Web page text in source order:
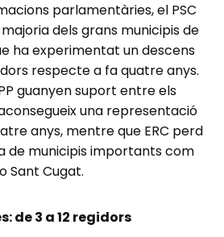
parlamentàries, el PSC
dels grans municipis de
ha experimentat un descens
respecte a fa quatre anys.
guanyen suport entre els
una representació
anys, mentre que ERC perd
de municipis importants com
Sant Cugat.
de 3 a 12 regidors